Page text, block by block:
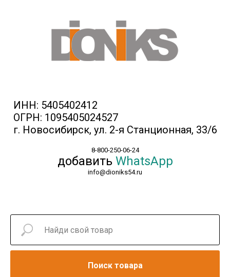
ИНН: 5405402412
ОГРН: 1095405024527
г. Новосибирск, ул. 2-я Станционная, 33/6
8-800-250-06-24
добавить WhatsApp
info@dioniks54.ru
Поиск товара